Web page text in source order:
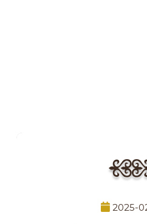
2025-